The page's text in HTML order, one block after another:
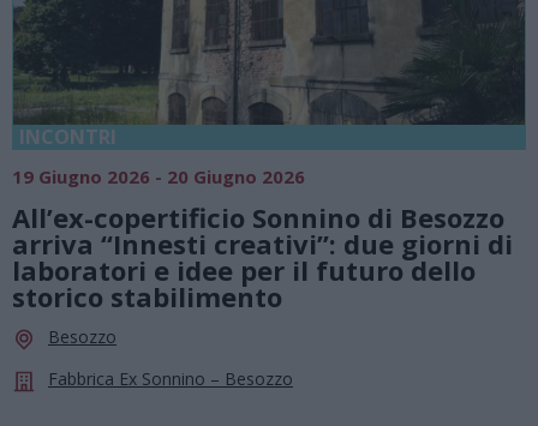
INCONTRI
19 Giugno 2026 - 20 Giugno 2026
All’ex-copertificio Sonnino di Besozzo
arriva “Innesti creativi”: due giorni di
laboratori e idee per il futuro dello
storico stabilimento
Besozzo
Fabbrica Ex Sonnino – Besozzo